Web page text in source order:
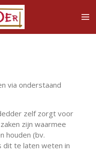
via onderstaand
zelf zorgt voor
zijn waarmee
houden (bv.
dit te laten weten in